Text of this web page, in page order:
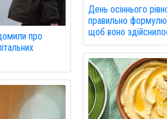
про
День осіннього
правильно
щоб воно